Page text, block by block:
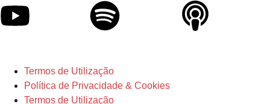
Termos de Utilização
Política de Privacidade & Cookies
Termos de Utilização